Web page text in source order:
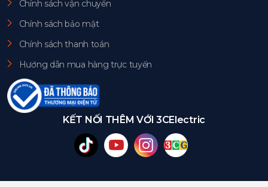
Chính sách vận chuyển
Chính sách bảo mật
Chính sách thanh toán
Hướng dẫn mua hàng trực tuyến
KẾT NỐI THÊM VỚI 3CElectric